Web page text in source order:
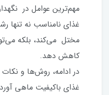
مهم‌ترین عوامل در
غذای نامناسب نه تنها
مختل می‌کند، بلکه
کاهش دهد.
در ادامه، روش‌ها و
غذای باکیفیت ماهی